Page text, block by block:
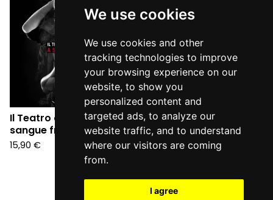
We use cookies
We use cookies and other
tracking technologies to improve
your browsing experience on our
website, to show you
personalized content and
targeted ads, to analyze our
website traffic, and to understand
where our visitors are coming
from.
I agree
Il Teatro degli Orrori - A
sangue freddo (CD)
15,90 €